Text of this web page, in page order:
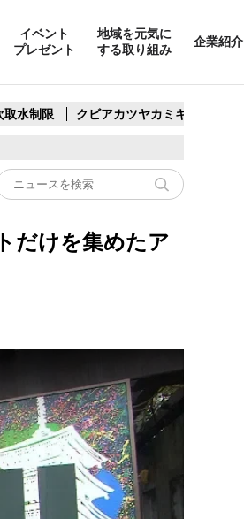
イベント
プレゼント
地域を元気に
する取り組み
企業紹介
取水制限 クビアカツヤカミキリ
だけを集めたア